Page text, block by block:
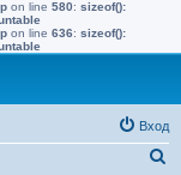
on line 580: sizeof():
on line 636: sizeof():
Вход